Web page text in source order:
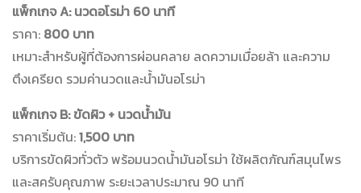
แพ็กเกจ A: นวดอโรม่า 60 นาที
ราคา: 800 บาท
เหมาะสำหรับผู้ที่ต้องการผ่อนคลาย ลดความเมื่อยล้า และความ
ตึงเครียด รวมค่านวดและน้ำมันอโรม่า
แพ็กเกจ B: ขัดผิว + นวดน้ำมัน
ราคาเริ่มต้น:1,500 บาท
บริการขัดผิวทั่วตัว พร้อมนวดน้ำมันอโรม่า ใช้ผลิตภัณฑ์สมุนไพร
และสครับคุณภาพ ระยะเวลาประมาณ 90 นาที